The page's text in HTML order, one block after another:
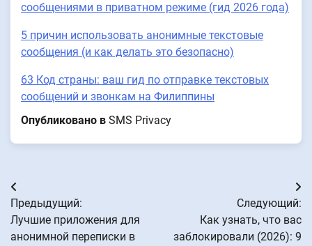
сообщениями в приватном режиме (гид 2026 года)
5 причин использовать анонимные текстовые
сообщения (и как делать это безопасно)
63 Код страны: ваш гид по отправке текстовых
сообщений и звонкам на Филиппины
Опубликовано в SMS Privacy
Навигация
по
записям
Предыдущий:
Лучшие приложения для
анонимной переписки в
Следующий:
Как узнать, что вас
заблокировали (2026): 9